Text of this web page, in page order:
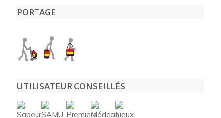
PORTAGE
UTILISATEUR CONSEILLÉS